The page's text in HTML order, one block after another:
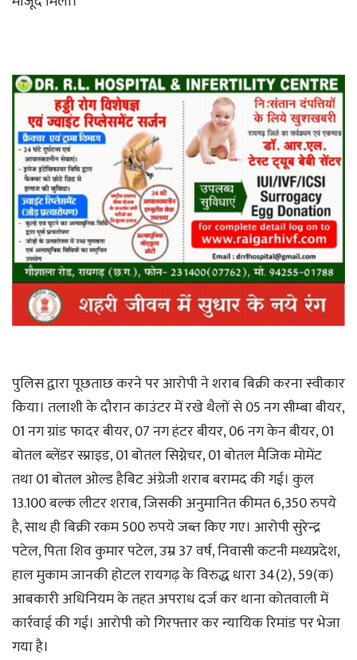
पुलिस द्वारा पूछताछ करने पर आरोपी ने शराब बिक्री करना स्वीकार
किया। तलाशी के दौरान काउंटर में रखे थैलों से 05 नग सीम्बा बीयर,
01 नग ग्रांड फादर बीयर, 07 नग हंटर बीयर, 06 नग केन बीयर, 01
बोतल ब्लेंडर स्प्राइड, 01 बोतल सिग्नेचर, 01 बोतल मैजिक मोमेंट
तथा 01 बोतल ओल्ड हैबिट अंग्रेजी शराब बरामद की गई। कुल
13.100 बल्क लीटर शराब, जिसकी अनुमानित कीमत 6,350 रुपये
है, साथ ही बिक्री रकम 500 रुपये जब्त किए गए। आरोपी सुरेन्द्र
पटेल, पिता शिव कुमार पटेल, उम्र 37 वर्ष, निवासी कटनी मध्यप्रदेश,
हाल मुकाम जानकी होटल रायगढ़ के विरुद्ध धारा 34(2), 59(क)
आबकारी अधिनियम के तहत अपराध दर्ज कर थाना कोतवाली में
कार्रवाई की गई। आरोपी को गिरफ्तार कर न्यायिक रिमांड पर भेजा
गया है।